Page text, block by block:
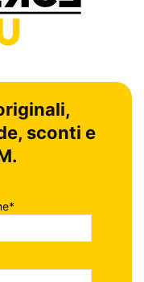
sconti e